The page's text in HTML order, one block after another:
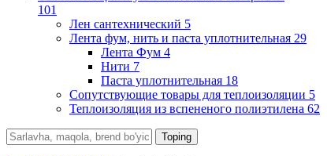
101
Лен сантехнический 5
Лента фум, нить и паста уплотнительная 29
Лента Фум 4
Нити 7
Паста уплотнительная 18
Сопутствующие товары для теплоизоляции 5
Теплоизоляция из вспененого полиэтилена 62